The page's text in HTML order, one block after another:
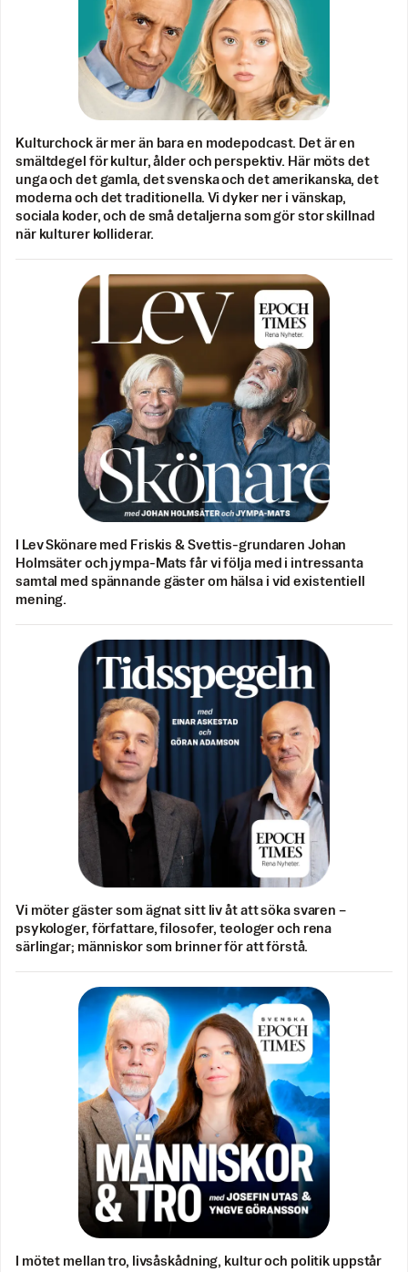
Kulturchock är mer än bara en modepodcast. Det är en
smältdegel för kultur, ålder och perspektiv. Här möts det
unga och det gamla, det svenska och det amerikanska, det
moderna och det traditionella. Vi dyker ner i vänskap,
sociala koder, och de små detaljerna som gör stor skillnad
när kulturer kolliderar.
I Lev Skönare med Friskis & Svettis-grundaren Johan
Holmsäter och jympa-Mats får vi följa med i intressanta
samtal med spännande gäster om hälsa i vid existentiell
mening.
Vi möter gäster som ägnat sitt liv åt att söka svaren –
psykologer, författare, filosofer, teologer och rena
särlingar; människor som brinner för att förstå.
I mötet mellan tro, livsåskådning, kultur och politik uppstår